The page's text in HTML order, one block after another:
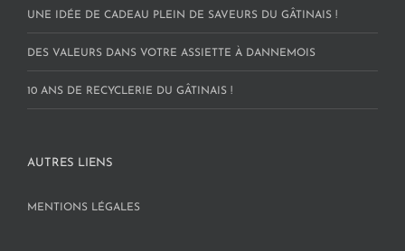
UNE IDÉE DE CADEAU PLEIN DE SAVEURS DU GÂTINAIS !
DES VALEURS DANS VOTRE ASSIETTE À DANNEMOIS
10 ANS DE RECYCLERIE DU GÂTINAIS !
AUTRES LIENS
MENTIONS LÉGALES